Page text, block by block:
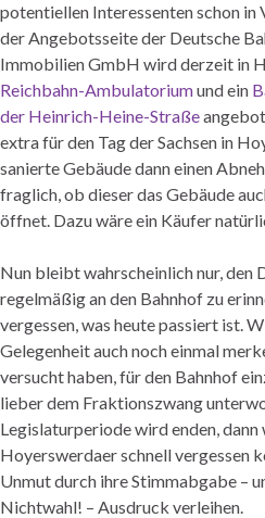
potentiellen Interessenten schon in
der Angebotsseite der Deutsche
Immobilien GmbH wird derzeit in
Reichbahn-Ambulatoriumund ein
der Heinrich-Heine-Straße
extra für den Tag der Sachsen in
sanierte Gebäude dann einen
fraglich, ob dieser das Gebäude
öffnet. Dazu wäre ein Käufer
Nun bleibt wahrscheinlich nur, den
regelmäßig an den Bahnhof zu
vergessen, was heute passiert ist.
Gelegenheit auch noch einmal
versucht haben, für den Bahnhof
lieber dem Fraktionszwang
Legislaturperiode wird enden,
Hoyerswerdaer schnell vergessen
Unmut durch ihre Stimmabgabe –
Nichtwahl! – Ausdruck verleihen.